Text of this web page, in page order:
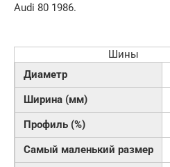
Audi 80 1986.
Шины
Диаметр
Ширина (мм)
Профиль (%)
Самый маленький размер